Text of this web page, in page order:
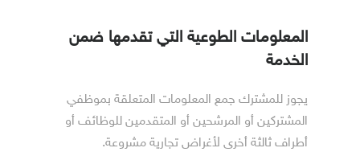
المعلومات الطوعية التي تقدمها ضمن
الخدمة
يجوز للمشترك جمع المعلومات المتعلقة بموظفي
المشتركين أو المرشحين أو المتقدمين للوظائف أو
أطراف ثالثة أخرى لأغراض تجارية مشروعة.